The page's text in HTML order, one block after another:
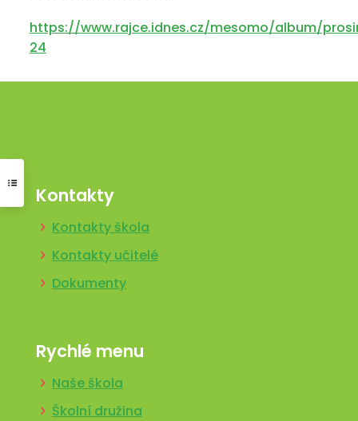
https://www.rajce.idnes.cz/mesomo/album/
24
Kontakty
Kontakty škola
Kontakty učitelé
Dokumenty
Rychlé menu
Naše škola
Školní družina